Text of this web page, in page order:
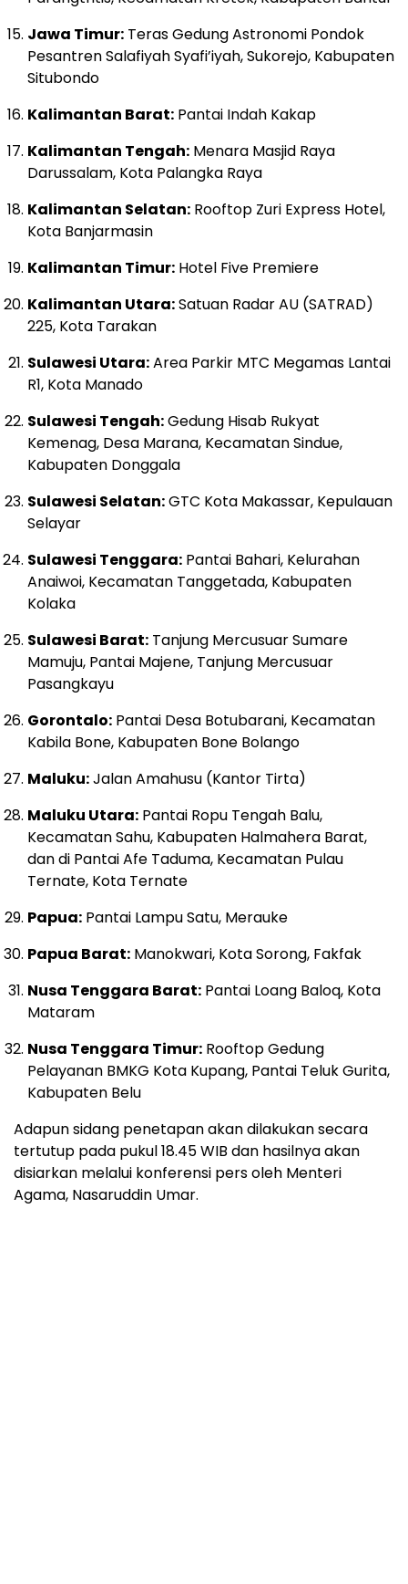
Jawa Timur: Teras Gedung Astronomi Pondok
Pesantren Salafiyah Syafi’iyah, Sukorejo, Kabupaten
Situbondo
Kalimantan Barat: Pantai Indah Kakap
Kalimantan Tengah: Menara Masjid Raya
Darussalam, Kota Palangka Raya
Kalimantan Selatan: Rooftop Zuri Express Hotel,
Kota Banjarmasin
Kalimantan Timur: Hotel Five Premiere
Kalimantan Utara:Satuan Radar AU (SATRAD)
225, Kota Tarakan
Sulawesi Utara:Area Parkir MTC Megamas Lantai
R1, Kota Manado
Sulawesi Tengah:Gedung Hisab Rukyat
Kemenag, Desa Marana, Kecamatan Sindue,
Kabupaten Donggala
Sulawesi Selatan:GTC Kota Makassar, Kepulauan
Selayar
Sulawesi Tenggara: Pantai Bahari, Kelurahan
Anaiwoi, Kecamatan Tanggetada, Kabupaten
Kolaka
Sulawesi Barat: Tanjung Mercusuar Sumare
Mamuju, Pantai Majene, Tanjung Mercusuar
Pasangkayu
Gorontalo: Pantai Desa Botubarani, Kecamatan
Kabila Bone, Kabupaten Bone Bolango
Maluku:Jalan Amahusu (Kantor Tirta)
Maluku Utara: Pantai Ropu Tengah Balu,
Kecamatan Sahu, Kabupaten Halmahera Barat,
dan di Pantai Afe Taduma, Kecamatan Pulau
Ternate, Kota Ternate
Papua: Pantai Lampu Satu, Merauke
Papua Barat: Manokwari, Kota Sorong, Fakfak
Nusa Tenggara Barat: Pantai Loang Baloq, Kota
Mataram
Nusa Tenggara Timur: Rooftop Gedung
Pelayanan BMKG Kota Kupang, Pantai Teluk Gurita,
Kabupaten Belu
Adapun sidang penetapan akan dilakukan secara
tertutup pada pukul 18.45 WIB dan hasilnya akan
disiarkan melalui konferensi pers oleh Menteri
Agama, Nasaruddin Umar.